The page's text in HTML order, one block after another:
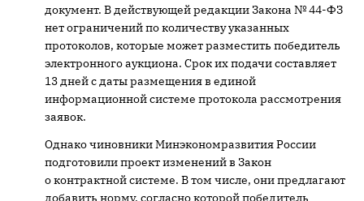
документ. В действующей редакции Закона № 44-ФЗ
нет ограничений по количеству указанных
протоколов, которые может разместить победитель
электронного аукциона. Срок их подачи составляет
13 дней с даты размещения в единой
информационной системе протокола рассмотрения
заявок.
Однако чиновники Минэкономразвития России
подготовили проект изменений в Закон
о контрактной системе. В том числе, они предлагают
добавить норму, согласно которой победитель